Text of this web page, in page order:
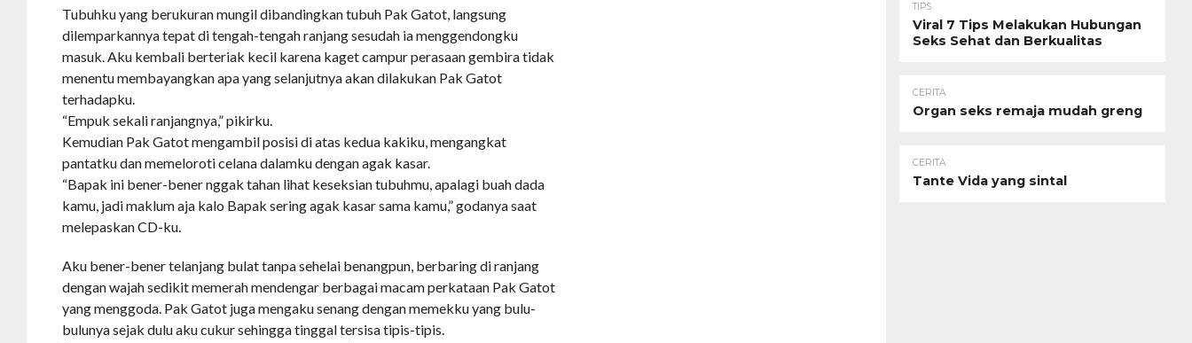
Tubuhku yang berukuran mungil dibandingkan tubuh Pak Gatot, langsung
dilemparkannya tepat di tengah-tengah ranjang sesudah ia menggendongku
masuk. Aku kembali berteriak kecil karena kaget campur perasaan gembira tidak
menentu membayangkan apa yang selanjutnya akan dilakukan Pak Gatot
terhadapku.
“Empuk sekali ranjangnya,” pikirku.
Kemudian Pak Gatot mengambil posisi di atas kedua kakiku, mengangkat
pantatku dan memeloroti celana dalamku dengan agak kasar.
“Bapak ini bener-bener nggak tahan lihat keseksian tubuhmu, apalagi buah dada
kamu, jadi maklum aja kalo Bapak sering agak kasar sama kamu,” godanya saat
melepaskan CD-ku.
Aku bener-bener telanjang bulat tanpa sehelai benangpun, berbaring di ranjang
dengan wajah sedikit memerah mendengar berbagai macam perkataan Pak Gatot
yang menggoda. Pak Gatot juga mengaku senang dengan memekku yang bulu-
bulunya sejak dulu aku cukur sehingga tinggal tersisa tipis-tipis.
TIPS
Viral 7 Tips Melakukan Hubungan
Seks Sehat dan Berkualitas
CERITA
Organ seks remaja mudah greng
CERITA
Tante Vida yang sintal